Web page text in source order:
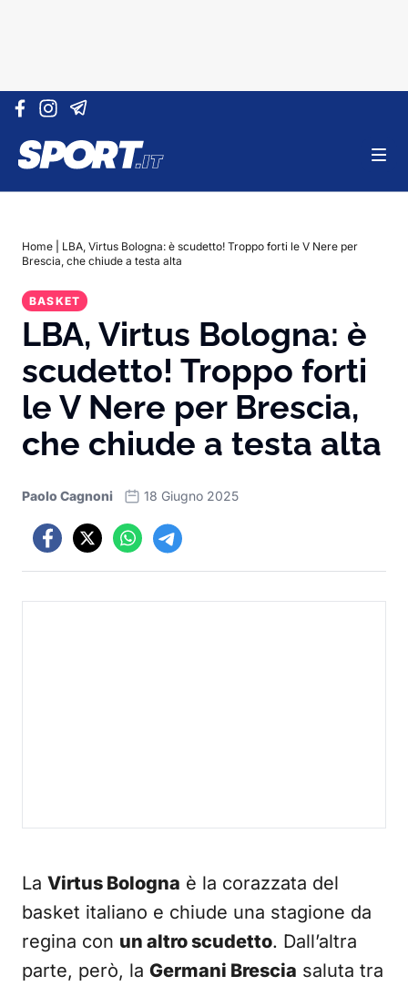
Vai al contenuto
Home
LBA, Virtus Bologna: è scudetto! Troppo forti le V Nere per
Brescia, che chiude a testa alta
BASKET
LBA, Virtus Bologna: è
scudetto! Troppo forti
le V Nere per Brescia,
che chiude a testa alta
Paolo Cagnoni 18 Giugno 2025
La Virtus Bologna è la corazzata del
basket italiano e chiude una stagione da
regina con un altro scudetto. Dall’altra
parte, però, la Germani Brescia saluta tra